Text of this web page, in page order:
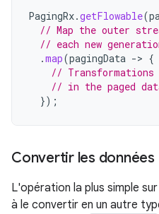
PagingRx.getFlowable(
// Map the outer
// each new
.map(pagingData -> {
//
// in the paged
});
Convertir les données
L'opération la plus simple
à le convertir en un autre